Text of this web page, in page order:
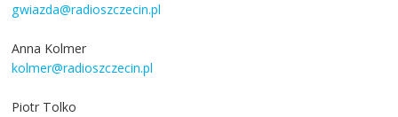
gwiazda@radioszczecin.pl
Anna Kolmer
kolmer@radioszczecin.pl
Piotr Tolko